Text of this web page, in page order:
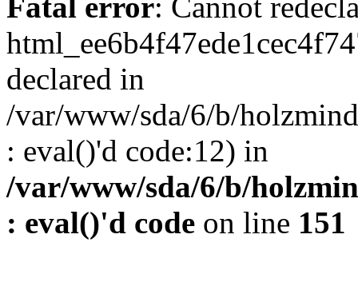
declared in
/var/www/sda/6/b/
: eval()'d code:12) in
/var/www/sda/6/b/
: eval()'d code on line 151